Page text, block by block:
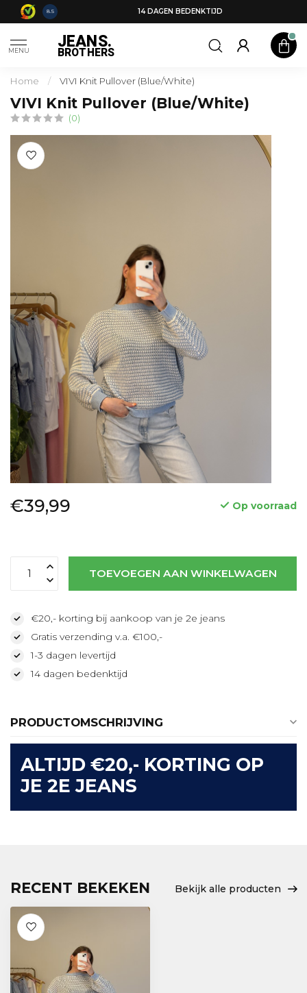
8.5 14 DAGEN BEDENKTIJD
MENU JEANS.
BROTHERS
Home / VIVI Knit Pullover (Blue/White)
VIVI Knit Pullover (Blue/White)
(0)
€39,99 Op voorraad
TOEVOEGEN AAN WINKELWAGEN
€20,- korting bij aankoop van je 2e jeans
Gratis verzending v.a. €100,-
1-3 dagen levertijd
14 dagen bedenktijd
PRODUCTOMSCHRIJVING
ALTIJD €20,- KORTING OP
JE 2E JEANS
RECENT BEKEKEN Bekijk alle producten